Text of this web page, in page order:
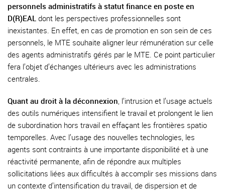
personnels administratifs à statut finance en poste en
D(R)EAL dont les perspectives professionnelles sont
inexistantes. En effet, en cas de promotion en son sein de ces
personnels, le MTE souhaite aligner leur rémunération sur celle
des agents administratifs gérés par le MTE. Ce point particulier
fera l’objet d’échanges ultérieurs avec les administrations
centrales.
Quant au droit à la déconnexion, l’intrusion et l’usage actuels
des outils numériques intensifient le travail et prolongent le lien
de subordination hors travail en effaçant les frontières spatio
temporelles. Avec l’usage des nouvelles technologies, les
agents sont contraints à une importante disponibilité et à une
réactivité permanente, afin de répondre aux multiples
sollicitations liées aux difficultés à accomplir ses missions dans
un contexte d’intensification du travail, de dispersion et de